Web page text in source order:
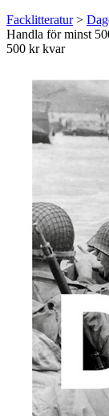
Facklitteratur>
Handla för minst
500 kr kvar